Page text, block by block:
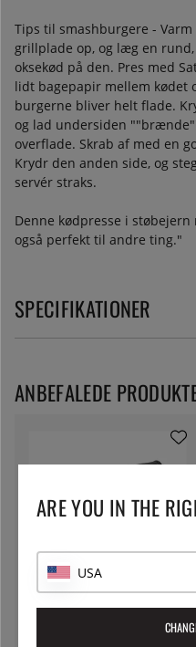
Tips til smashburgere -
grillplade op, og læg en
oksekød på den. Pres med
lidt bagepapir mellem kødet
burgerne bliver helt flade.
og lad undersiden
overflade. Skrab af med en
Krydr den anden side, og
servér straks.
Denne kødpresse i
også perfekt til andre ting."
SPECIFIKATIONER
EXXENT
ANBEFALEDE
ARE YOU IN THE
USA